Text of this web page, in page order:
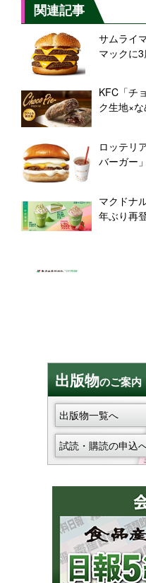
関連記事
サムライ
マックに
KFC「チ
ク生地×
ロッテリ
バーガー
マクドナ
年ぶり再
出版物のご案内
出版物一覧へ
試読・購読の申込